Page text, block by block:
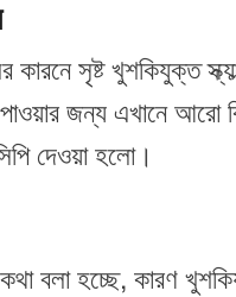
কারনে সৃষ্ট খুশকিযুক্ত
জন্য এখানে আরো
দেওয়া হলো।
বলা হচ্ছে, কারণ